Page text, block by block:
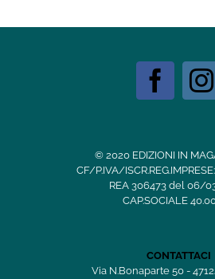
© 2020 EDIZIONI IN
CF/P.IVA/
REA 306473 del 06/
CAP.SOCIALE
CONTATTACI
Via N.Bonaparte 50 -